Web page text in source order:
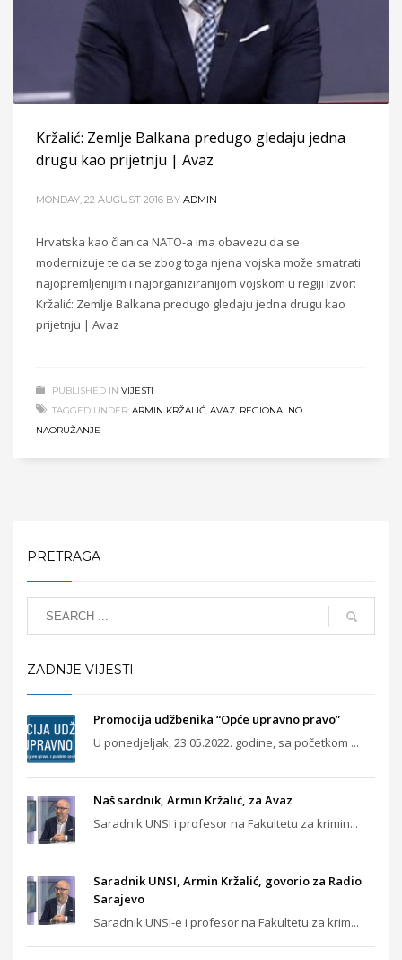
Kržalić: Zemlje Balkana predugo gledaju jedna
drugu kao prijetnju | Avaz
MONDAY, 22 AUGUST 2016 BY ADMIN
Hrvatska kao članica NATO-a ima obavezu da se
modernizuje te da se zbog toga njena vojska može smatrati
najopremljenijim i najorganiziranijom vojskom u regiji Izvor:
Kržalić: Zemlje Balkana predugo gledaju jedna drugu kao
prijetnju | Avaz
PUBLISHED IN VIJESTI
TAGGED UNDER: ARMIN KRŽALIĆ, AVAZ, REGIONALNO
NAORUŽANJE
PRETRAGA
ZADNJE VIJESTI
Promocija udžbenika “Opće upravno pravo”
U ponedjeljak, 23.05.2022. godine, sa početkom ...
Naš sardnik, Armin Kržalić, za Avaz
Saradnik UNSI i profesor na Fakultetu za krimin...
Saradnik UNSI, Armin Kržalić, govorio za Radio
Sarajevo
Saradnik UNSI-e i profesor na Fakultetu za krim...